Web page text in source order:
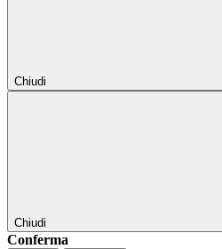
Chiudi
Chiudi
Conferma